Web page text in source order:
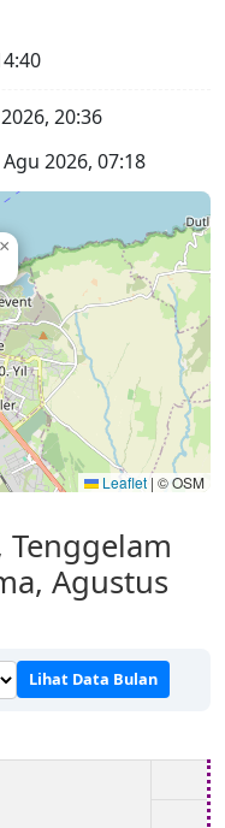
20:36
2026, 07:18
×
Leaflet | © OSM
Tenggelam
Agustus
Lihat Data Bulan